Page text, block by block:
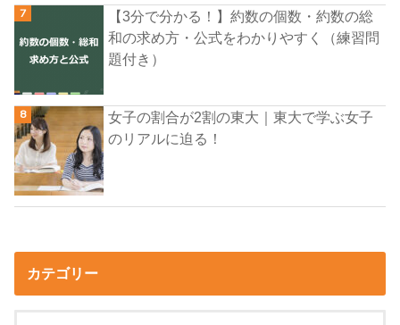
【3分で分かる！】約数の個数・約数の総
和の求め方・公式をわかりやすく（練習問
題付き）
女子の割合が2割の東大｜東大で学ぶ女子
のリアルに迫る！
カテゴリー